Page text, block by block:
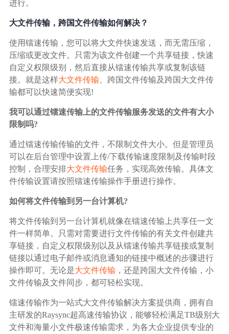
政府机构
广告媒体
金融行业
基因行业
汽车行业
生产制造业
IT互联网行业
影视制作业
进行。
大文件传输，跨国文件传输如何解决？
使用镭速传输，您可以将大文件快速发送，而无需压缩，
压缩或更改文件。只需为该文件创建一个共享链接，快速
自定义权限级别，然后直接从镭速传输共享或复制该链
接。就是这样大文件传输 、跨国文件传输及跨国大文件传
输都可以快速简便实现!
我可以通过镭速传输上的文件传输服务发送的文件有大小
限制吗?
通过镭速传输传输的文件，不限制文件大小。但是管理员
可以在后台管理中设置上传/下载传输速度限制及传输时段
控制，合理安排大文件传输任务，实现高效传输。具体文
件传输设置请按照镭速传输操作手册进行操作。
如何将文件传输到另一台计算机?
将文件传输到另一台计算机就像在镭速传输上共享任一文
件一样简单。只需对需要进行文件传输的有关文件创建共
享链接，自定义权限级别以及从镭速传输共享链接或复制
链接以通过电子邮件或消息通知的链接中概述的步骤进行
操作即可。无论是大文件传输 ，还是跨国大文件传输，小
文件传输及文件同步，都可轻松实现。
镭速传输作为一站式大文件传输解决方案提供商，拥有自
主研发的Raysync超高速传输协议，能够轻松满足TB级别大
文件和海量小文件极速传输需求，为各大企业提供专业的